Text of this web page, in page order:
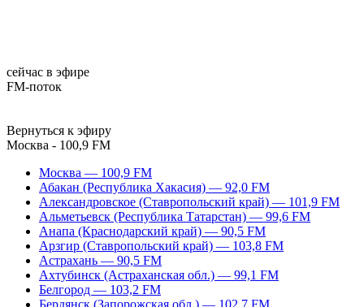
сейчас в эфире
FM-поток
Вернуться к эфиру
Москва - 100,9 FM
Москва — 100,9 FM
Абакан (Республика Хакасия) — 92,0 FM
Александровское (Ставропольский край) — 101,9 FM
Альметьевск (Республика Татарстан) — 99,6 FM
Анапа (Краснодарский край) — 90,5 FM
Арзгир (Ставропольский край) — 103,8 FM
Астрахань — 90,5 FM
Ахтубинск (Астраханская обл.) — 99,1 FM
Белгород — 103,2 FM
Бердянск (Запорожская обл.) — 102,7 FM